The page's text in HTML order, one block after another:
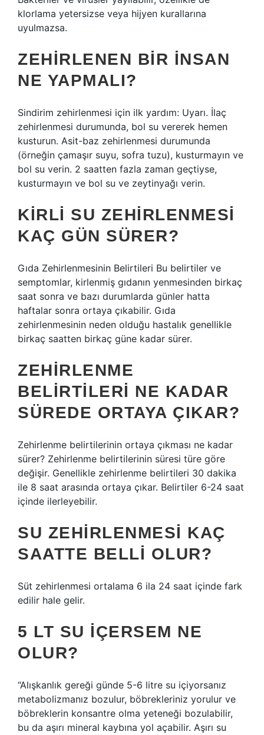
klorlama yetersizse veya hijyen kurallarına
uyulmazsa.
ZEHIRLENEN BIR INSAN
NE YAPMALI?
Sindirim zehirlenmesi için ilk yardım: Uyarı. İlaç
zehirlenmesi durumunda, bol su vererek hemen
kusturun. Asit-baz zehirlenmesi durumunda
(örneğin çamaşır suyu, sofra tuzu), kusturmayın ve
bol su verin. 2 saatten fazla zaman geçtiyse,
kusturmayın ve bol su ve zeytinyağı verin.
KIRLI SU ZEHIRLENMESI
KAÇ GÜN SÜRER?
Gıda Zehirlenmesinin Belirtileri Bu belirtiler ve
semptomlar, kirlenmiş gıdanın yenmesinden birkaç
saat sonra ve bazı durumlarda günler hatta
haftalar sonra ortaya çıkabilir. Gıda
zehirlenmesinin neden olduğu hastalık genellikle
birkaç saatten birkaç güne kadar sürer.
ZEHIRLENME
BELIRTILERI NE KADAR
SÜREDE ORTAYA ÇIKAR?
Zehirlenme belirtilerinin ortaya çıkması ne kadar
sürer? Zehirlenme belirtilerinin süresi türe göre
değişir. Genellikle zehirlenme belirtileri 30 dakika
ile 8 saat arasında ortaya çıkar. Belirtiler 6-24 saat
içinde ilerleyebilir.
SU ZEHIRLENMESI KAÇ
SAATTE BELLI OLUR?
Süt zehirlenmesi ortalama 6 ila 24 saat içinde fark
edilir hale gelir.
5 LT SU IÇERSEM NE
OLUR?
“Alışkanlık gereği günde 5-6 litre su içiyorsanız
metabolizmanız bozulur, böbrekleriniz yorulur ve
böbreklerin konsantre olma yeteneği bozulabilir,
bu da aşırı mineral kaybına yol açabilir. Aşırı su